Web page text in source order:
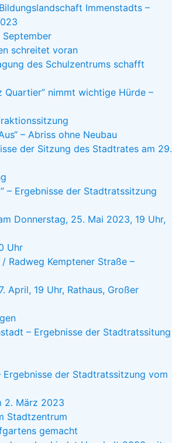
Immenstadts –
schreitet voran
des Schulzentrums schafft
nimmt wichtige Hürde –
– Abriss ohne Neubau
der Sitzung des Stadtrates am 29.
– Ergebnisse der Stadtratssitzung
Donnerstag, 25. Mai 2023, 19 Uhr,
Uhr
Radweg Kemptener Straße –
April, 19 Uhr, Rathaus, Großer
– Ergebnisse der Stadtratssitung
der Stadtratssitzung vom
2. März 2023
Stadtzentrum
gemacht